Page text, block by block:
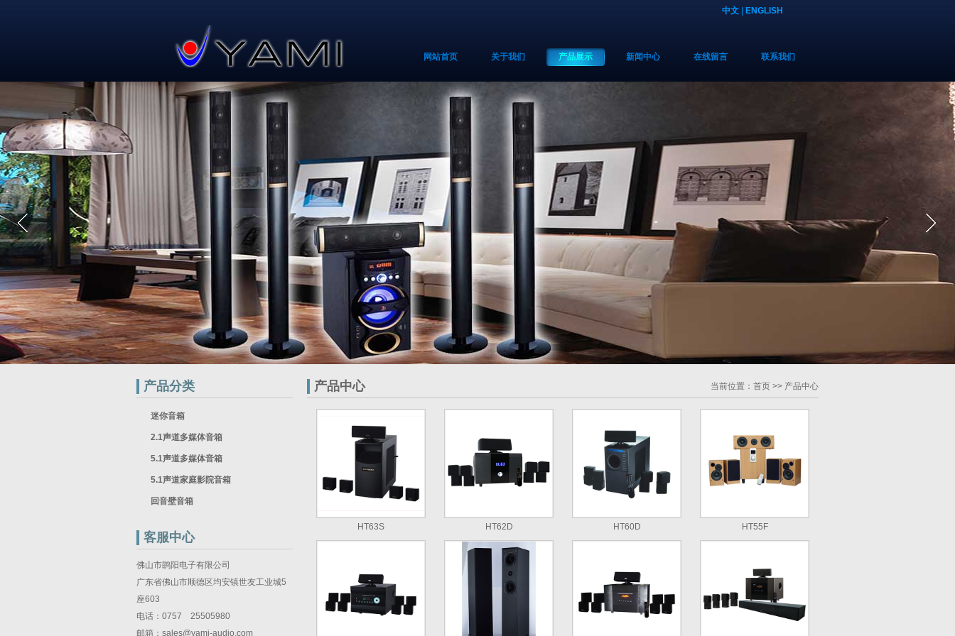
中文 ENGLISH
网站首页 关于我们 产品展示 新闻中心 在线留言 联系我们
产品分类
迷你音箱
2.1声道多媒体音箱
5.1声道多媒体音箱
5.1声道家庭影院音箱
回音壁音箱
客服中心
佛山市鹍阳电子有限公司
广东省佛山市顺德区均安镇世友工业城5
座603
电话：0757 25505980
邮箱：sales@yami-audio.com
产品中心 当前位置： 首页 >> 产品中心
HT63S HT62D HT60D HT55F